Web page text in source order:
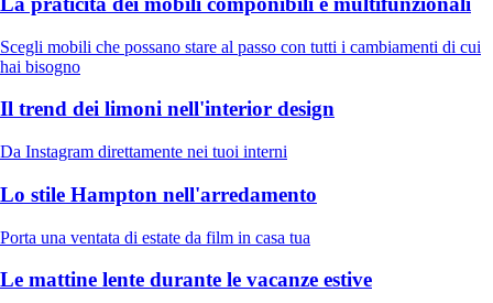
Scegli mobili che possano stare al passo con tutti i cambiamenti di cui
hai bisogno
Il trend dei limoni nell'interior design
Da Instagram direttamente nei tuoi interni
Lo stile Hampton nell'arredamento
Porta una ventata di estate da film in casa tua
Le mattine lente durante le vacanze estive